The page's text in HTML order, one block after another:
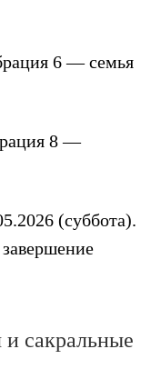
6 — семья
8 —
(суббота).
и сакральные